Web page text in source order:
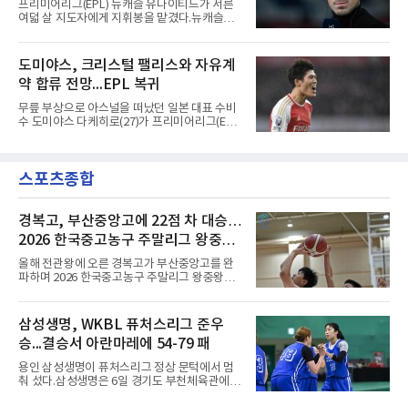
록은 유지된다.경기는 팽팽했다. 전반 38분 다비
드 마르티네스의 땅볼 크로스를 드니 부앙가가
으로 골대 오른쪽 하단을 찔러 균형을 맞췄다.승
부는 승부차기로 갈렸다. LAFC는
프리미어리그(EPL) 뉴캐슬 유나이티드가 서른
여덟 살 지도자에게 지휘봉을 맡겼다.뉴캐슬은
임을 발표했다. 그는 스페인 라망가에서 진행 중
인 프리시즌 캠프에 곧바로 합류했다. 구단은 유
럽 축구계에서 가장 촉망받는 젊은 감독을 데려
왔다고 밝혔다.이력은 이른 나이에 쌓였다. 서른
셋이던 2021년 오스트리아 레드불 잘츠부르크
사령탑에 올라 첫 시즌 리그와 컵대회를 동시에
제패했고, 구단 역사상 처음으로 팀을 유럽축구
다. 2023년 사우디아라비아 알아흘리로 옮겨
2024-2025시즌과 2025-2026시즌
도미야스, 크리스털 팰리스와 자유계
약 합류 전망...EPL 복귀
무릎 부상으로 아스널을 떠났던 일본 대표 수비
수 도미야스 다케히로(27)가 프리미어리그(EPL)
큰 틀의 계약 조건은 이미 합의됐고 구단은 개막
을 앞두고 영입 절차를 서두르고 있다.그의 최근
지난 시즌 아스널과 상호 합의로 계약을 해지했
고, 네덜란드 아약스에서 시즌 막판 8경기를 소
화했다. 이후 일본 대표로 월드컵에 나서 선발 2
경기를 포함해 3경기를 뛰며 감각을 끌어올렸
다.구단의 판단은 신중했다. 크리스털 팰리스는
기량을 확신하면서도 부상
스포츠종합
경복고, 부산중앙고에 22점 차 대승…
2026 한국중고농구 주말리그 왕중왕
전 첫 승 신고
올해 전관왕에 오른 경복고가 부산중앙고를 완
파하며 2026 한국중고농구 주말리그 왕중왕전
해남 우슬체육관에서 열린 대회 남고부 예선리
그 H조 1차전에서 부산중앙고를 98-76으로 제
압했다. 박지오가 26점, 김호원이 22점, 정우진
이 19점을 올리는 등 삼각편대의 고른 활약이 승
리를 이끌었다.경복고는 경기 초반부터 박지오
와 김호원의 내·외곽포가 고르게 터지며 주도권
을 잡았다. 전반을 40-34로 앞선 경복고는 후반
삼성생명, WKBL 퓨처스리그 준우
승...결승서 아란마레에 54-79 패
용인 삼성생명이 퓨처스리그 정상 문턱에서 멈
춰 섰다.삼성생명은 6일 경기도 부천체육관에서